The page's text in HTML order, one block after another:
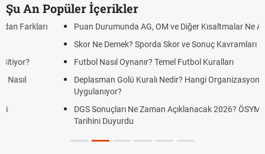
Şu An Popüler İçerikler
Puan Durumunda AG, OM ve Diğer Kısaltmalar Ne Anlama Gelir?
Skor Ne Demek? Sporda Skor ve Sonuç Kavramları
Futbol Nasıl Oynanır? Temel Futbol Kuralları
Deplasman Golü Kuralı Nedir? Hangi Organizasyonlarda
DGS Sonuçları Ne Zaman Açıklanacak 2026? ÖSYM Sonuç
Tarihini Duyurdu